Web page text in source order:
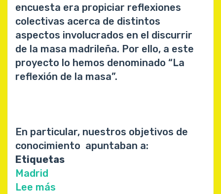
encuesta era propiciar reflexiones
colectivas acerca de distintos
aspectos involucrados en el discurrir
de la masa madrileña. Por ello, a este
proyecto lo hemos denominado “La
reflexión de la masa”.
En particular, nuestros objetivos de
conocimiento apuntaban a:
Etiquetas
Madrid
Lee más